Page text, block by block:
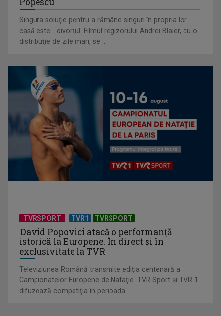
din dragoste”, cu Horaţiu Mălăele şi Emilia
Popescu
Singura soluţie pentru a rămâne singuri în propria lor
casă este... divorţul. Filmul regizorului Andrei Blaier, cu o
TVRSPORT TVR1 TVRSPORT
David Popovici atacă o performanţă
istorică la Europene. În direct şi în
exclusivitate la TVR
Televiziunea Română transmite ediţia centenară a
Campionatelor Europene de Nataţie. TVR Sport şi TVR 1